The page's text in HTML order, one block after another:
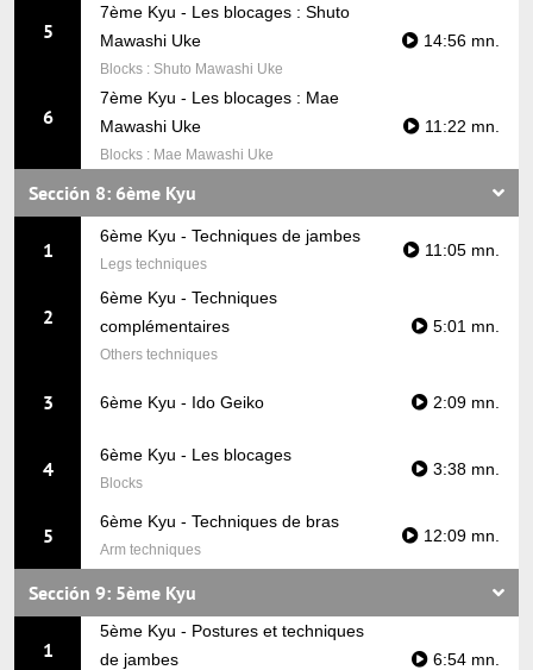
5
7ème Kyu - Les blocages : Shuto
Mawashi Uke
Blocks : Shuto Mawashi Uke
14:56 mn.
6
7ème Kyu - Les blocages : Mae
Mawashi Uke
Blocks : Mae Mawashi Uke
11:22 mn.
Sección 8: 6ème Kyu
1
6ème Kyu - Techniques de jambes
Legs techniques
11:05 mn.
2
6ème Kyu - Techniques
complémentaires
Others techniques
5:01 mn.
3 6ème Kyu - Ido Geiko 2:09 mn.
4
6ème Kyu - Les blocages
Blocks
3:38 mn.
5
6ème Kyu - Techniques de bras
Arm techniques
12:09 mn.
Sección 9: 5ème Kyu
1
5ème Kyu - Postures et techniques
de jambes
6:54 mn.